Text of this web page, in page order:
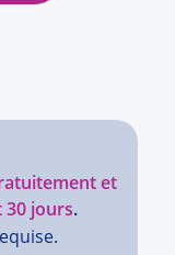
et
30 jours.